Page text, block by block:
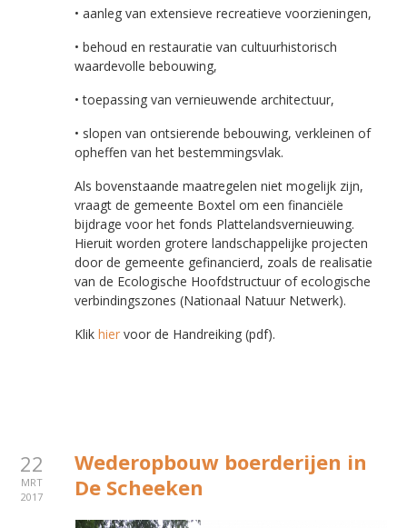
• aanleg van extensieve recreatieve voorzieningen,
• behoud en restauratie van cultuurhistorisch
waardevolle bebouwing,
• toepassing van vernieuwende architectuur,
• slopen van ontsierende bebouwing, verkleinen of
opheffen van het bestemmingsvlak.
Als bovenstaande maatregelen niet mogelijk zijn,
vraagt de gemeente Boxtel om een financiële
bijdrage voor het fonds Plattelandsvernieuwing.
Hieruit worden grotere landschappelijke projecten
door de gemeente gefinancierd, zoals de realisatie
van de Ecologische Hoofdstructuur of ecologische
verbindingszones (Nationaal Natuur Netwerk).
Klikhier voor de Handreiking (pdf).
22
MRT
2017
Wederopbouw boerderijen in
De Scheeken